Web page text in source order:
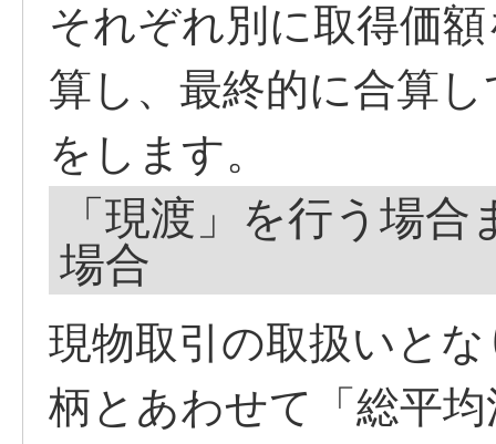
それぞれ別に取得価
算し、最終的に合算
をします。
「現渡」を行う場
場合
現物取引の取扱いと
柄とあわせて「総平